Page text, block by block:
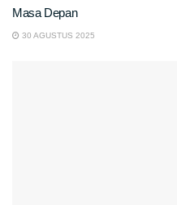
Masa Depan
30 AGUSTUS 2025